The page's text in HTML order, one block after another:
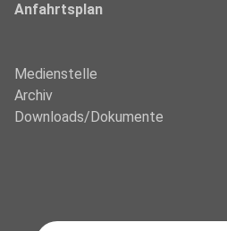
Anfahrtsplan
Medienstelle
Archiv
Downloads/Dokumente